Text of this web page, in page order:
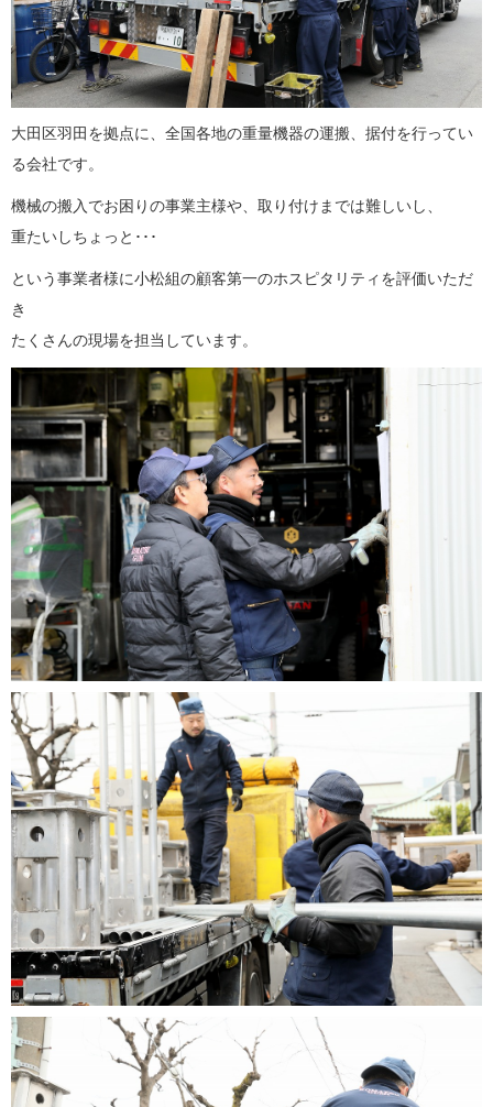
大田区羽田を拠点に、全国各地の重量機器の運搬、据付を行ってい
る会社です。
機械の搬入でお困りの事業主様や、取り付けまでは難しいし、
重たいしちょっと･･･
という事業者様に小松組の顧客第一のホスピタリティを評価いただ
き
たくさんの現場を担当しています。